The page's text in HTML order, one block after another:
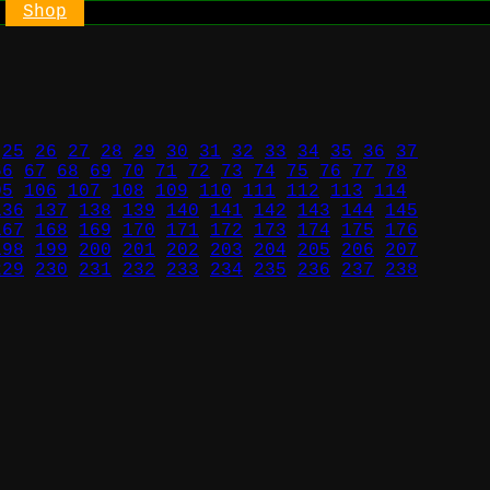
Shop
25 26 27 28 29 30 31 32 33 34 35 36
37
67 68 69 70 71 72 73 74 75 76 77
78
106 107 108 109 110 111 112 113
114
137 138 139 140 141 142 143 144
145
168 169 170 171 172 173 174 175
176
199 200 201 202 203 204 205 206
207
230 231 232 233 234 235 236 237 238